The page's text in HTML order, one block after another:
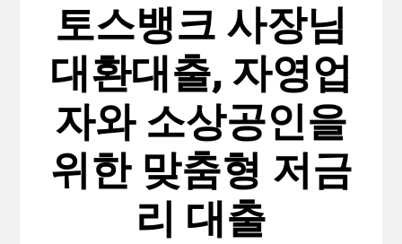
토스뱅크 사장님
대환대출, 자영업
자와 소상공인을
위한 맞춤형 저금
리 대출